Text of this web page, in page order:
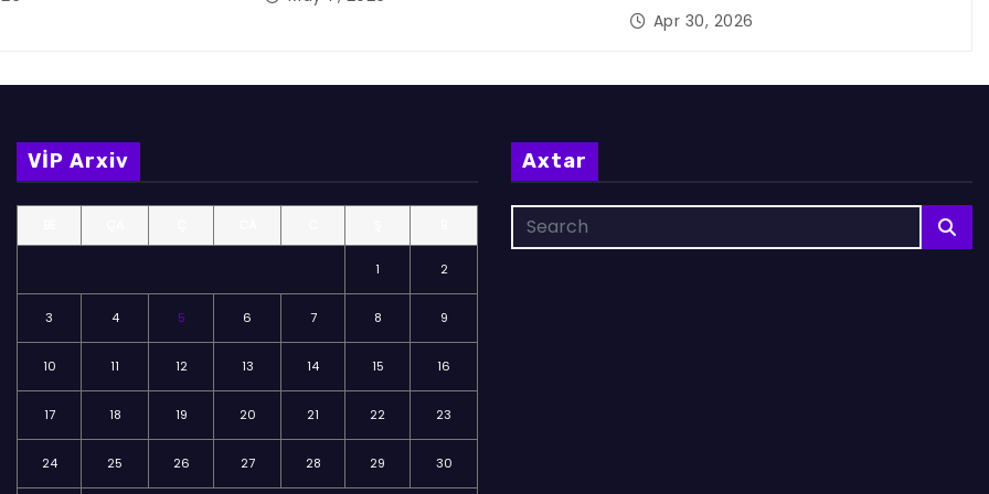
Apr 30, 2026
VİP Arxiv
1 2
3 4 5 6 7 8 9
10 11 12 13 14 15 16
17 18 19 20 21 22 23
24 25 26 27 28 29 30
Axtar